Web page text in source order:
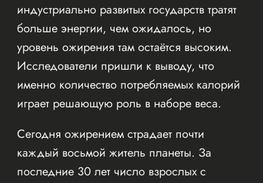
индустриально развитых государств тратят
больше энергии, чем ожидалось, но
уровень ожирения там остаётся высоким.
Исследователи пришли к выводу, что
именно количество потребляемых калорий
играет решающую роль в наборе веса.
Сегодня ожирением страдает почти
каждый восьмой житель планеты. За
последние 30 лет число взрослых с